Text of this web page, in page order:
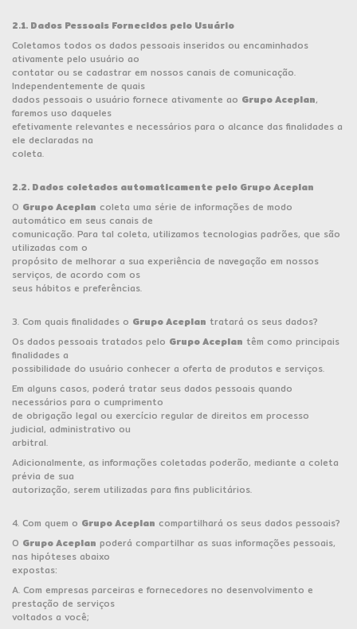
2.1. Dados Pessoais Fornecidos pelo Usuário
Coletamos todos os dados pessoais inseridos ou encaminhados
ativamente pelo usuário ao
contatar ou se cadastrar em nossos canais de comunicação.
Independentemente de quais
dados pessoais o usuário fornece ativamente ao Grupo Aceplan,
faremos uso daqueles
efetivamente relevantes e necessários para o alcance das finalidades a
ele declaradas na
coleta.
2.2. Dados coletados automaticamente pelo Grupo Aceplan
O Grupo Aceplan coleta uma série de informações de modo
automático em seus canais de
comunicação. Para tal coleta, utilizamos tecnologias padrões, que são
utilizadas com o
propósito de melhorar a sua experiência de navegação em nossos
serviços, de acordo com os
seus hábitos e preferências.
3. Com quais finalidades o Grupo Aceplan tratará os seus dados?
Os dados pessoais tratados pelo Grupo Aceplan têm como principais
finalidades a
possibilidade do usuário conhecer a oferta de produtos e serviços.
Em alguns casos, poderá tratar seus dados pessoais quando
necessários para o cumprimento
de obrigação legal ou exercício regular de direitos em processo
judicial, administrativo ou
arbitral.
Adicionalmente, as informações coletadas poderão, mediante a coleta
prévia de sua
autorização, serem utilizadas para fins publicitários.
4. Com quem o Grupo Aceplan compartilhará os seus dados pessoais?
O Grupo Aceplan poderá compartilhar as suas informações pessoais,
nas hipóteses abaixo
expostas:
A. Com empresas parceiras e fornecedores no desenvolvimento e
prestação de serviços
voltados a você;